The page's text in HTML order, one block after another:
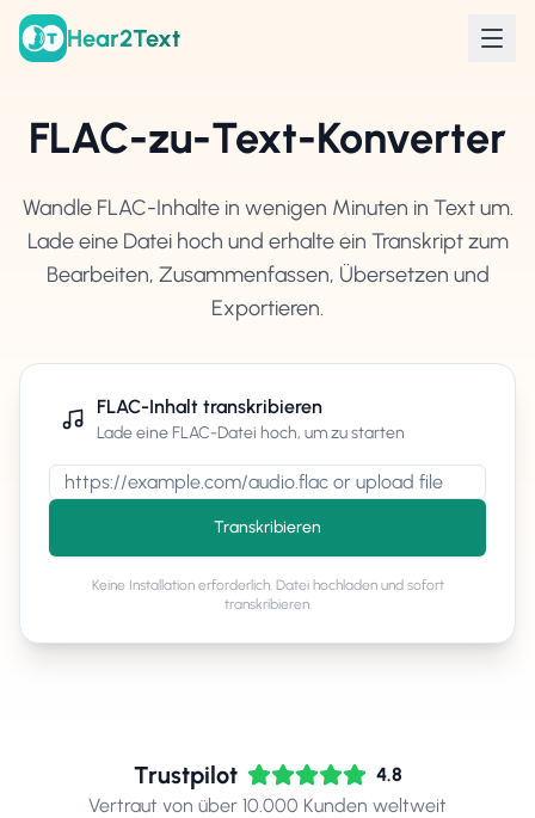
Hear2Text
FLAC-zu-Text-Konverter
Wandle FLAC-Inhalte in wenigen Minuten in Text um.
Lade eine Datei hoch und erhalte ein Transkript zum
Bearbeiten, Zusammenfassen, Übersetzen und
Exportieren.
FLAC-Inhalt transkribieren
Lade eine FLAC-Datei hoch, um zu starten
Transkribieren
Keine Installation erforderlich. Datei hochladen und sofort
transkribieren.
Trustpilot
4.8
Vertraut von über 10.000 Kunden weltweit